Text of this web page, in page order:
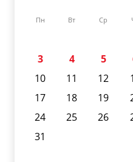
Пн Вт Ср
3
4 5
10
11 12
17
18 19
24
25 26
31